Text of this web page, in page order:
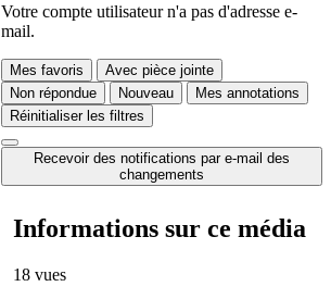
Votre compte utilisateur n'a pas d'adresse e-
mail.
Mes favoris
Avec pièce jointe
Non répondue
Nouveau
Mes annotations
Réinitialiser les filtres
Recevoir des notifications par e-mail des
changements
Informations sur ce média
18 vues